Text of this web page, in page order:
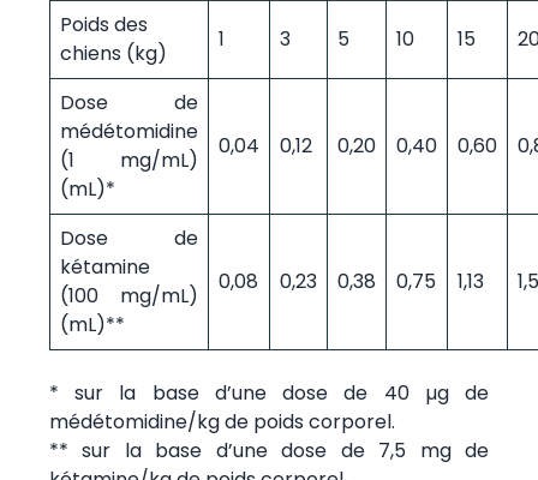
Poids des
chiens (kg)
1 3 5 10 15
Dose de
médétomidine
(1 mg/mL)
(mL)*
0,04 0,12 0,20 0,40 0,60
Dose de
kétamine
(100 mg/mL)
(mL)**
0,08 0,23 0,38 0,75 1,13
* sur la base d’une dose de 40 µg de
médétomidine/kg de poids corporel.
** sur la base d’une dose de 7,5 mg de